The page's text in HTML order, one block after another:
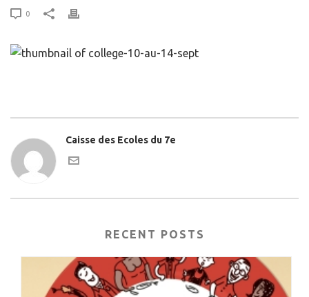
0
Caisse des Ecoles du 7e
RECENT POSTS